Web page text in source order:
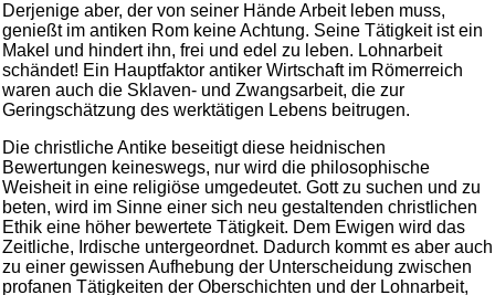
Derjenige aber, der von seiner Hände Arbeit leben muss,
genießt im antiken Rom keine Achtung. Seine Tätigkeit ist ein
Makel und hindert ihn, frei und edel zu leben. Lohnarbeit
schändet! Ein Hauptfaktor antiker Wirtschaft im Römerreich
waren auch die Sklaven- und Zwangsarbeit, die zur
Geringschätzung des werktätigen Lebens beitrugen.
Die christliche Antike beseitigt diese heidnischen
Bewertungen keineswegs, nur wird die philosophische
Weisheit in eine religiöse umgedeutet. Gott zu suchen und zu
beten, wird im Sinne einer sich neu gestaltenden christlichen
Ethik eine höher bewertete Tätigkeit. Dem Ewigen wird das
Zeitliche, Irdische untergeordnet. Dadurch kommt es aber auch
zu einer gewissen Aufhebung der Unterscheidung zwischen
profanen Tätigkeiten der Oberschichten und der Lohnarbeit,